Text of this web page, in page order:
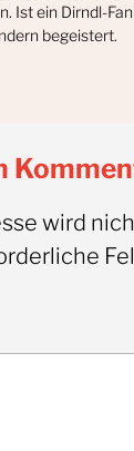
Ist ein Dirndl-
begeistert.
wird